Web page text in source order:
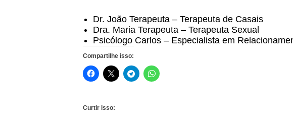
Dr. João Terapeuta – Terapeuta de Casais
Dra. Maria Terapeuta – Terapeuta Sexual
Psicólogo Carlos – Especialista em
Compartilhe isso:
Curtir isso: